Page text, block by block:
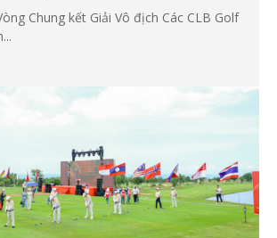
Chung kết Giải Vô địch Các CLB Golf